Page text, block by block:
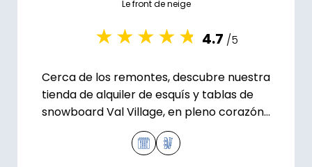
Le front de neige
4.7 /5
Cerca de los remontes, descubre nuestra
tienda de alquiler de esquís y tablas de
snowboard Val Village, en pleno corazón